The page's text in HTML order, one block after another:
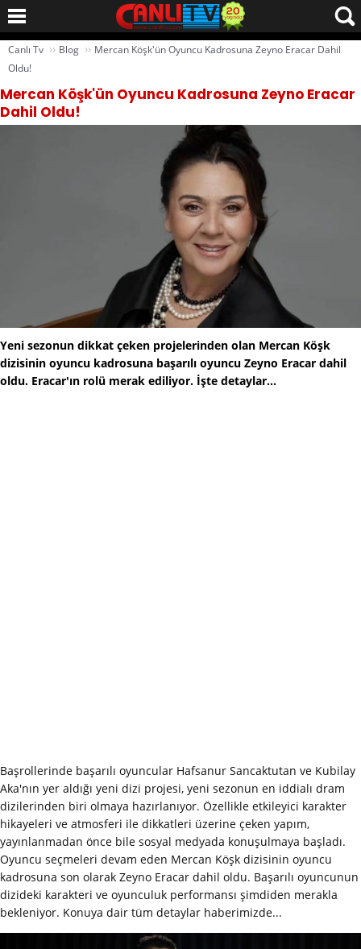
Canlı Tv ›› Blog ›› Mercan Köşk'ün Oyuncu Kadrosuna Zeyno Eracar Dahil
Oldu!
Mercan Köşk'ün Oyuncu Kadrosuna Zeyno Eracar
Dahil Oldu!
Yeni sezonun dikkat çeken projelerinden olan Mercan Köşk
dizisinin oyuncu kadrosuna başarılı oyuncu Zeyno Eracar dahil
oldu. Eracar'ın rolü merak ediliyor. İşte detaylar...
Başrollerinde başarılı oyuncular Hafsanur Sancaktutan ve Kubilay
Aka'nın yer aldığı yeni dizi projesi, yeni sezonun en iddialı dram
dizilerinden biri olmaya hazırlanıyor. Özellikle etkileyici karakter
hikayeleri ve atmosferi ile dikkatleri üzerine çeken yapım,
yayınlanmadan önce bile sosyal medyada konuşulmaya başladı.
Oyuncu seçmeleri devam eden Mercan Köşk dizisinin oyuncu
kadrosuna son olarak Zeyno Eracar dahil oldu. Başarılı oyuncunun
dizideki karakteri ve oyunculuk performansı şimdiden merakla
bekleniyor. Konuya dair tüm detaylar haberimizde...